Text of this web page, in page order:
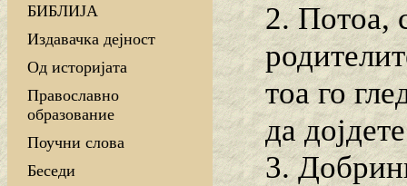
БИБЛИЈА
Издавачка дејност
Од историјата
Православно
образование
Поучни слова
Беседи
2. Потоа,
тоа го
да
3.